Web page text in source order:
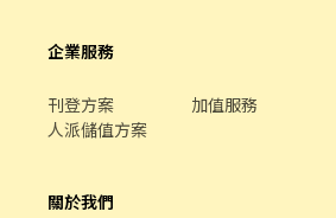
企業服務
刊登方案 加值服務
人派儲值方案
關於我們